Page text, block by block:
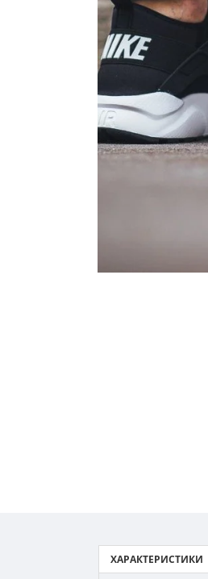
ХАРАКТЕРИСТИКИ